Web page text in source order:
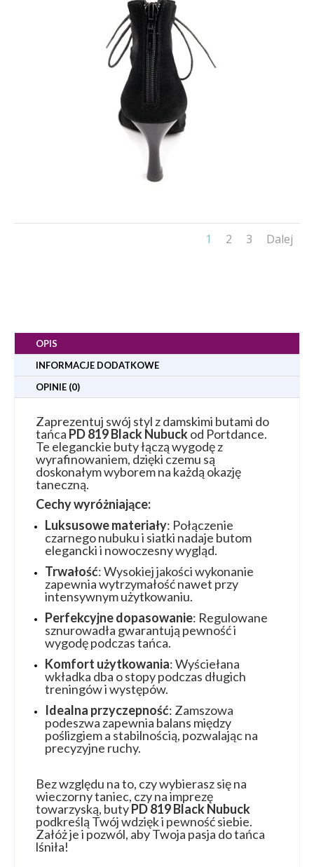
1 2 3 Dalej
OPIS
INFORMACJE DODATKOWE
OPINIE (0)
Zaprezentuj swój styl z damskimi butami do
tańca PD 819 Black Nubuckod Portdance.
Te eleganckie buty łączą wygodę z
wyrafinowaniem, dzięki czemu są
doskonałym wyborem na każdą okazję
taneczną.
Cechy wyróżniające:
Luksusowe materiały: Połączenie
czarnego nubuku i siatki nadaje butom
elegancki i nowoczesny wygląd.
Trwałość: Wysokiej jakości wykonanie
zapewnia wytrzymałość nawet przy
intensywnym użytkowaniu.
Perfekcyjne dopasowanie: Regulowane
sznurowadła gwarantują pewność i
wygodę podczas tańca.
Komfort użytkowania: Wyściełana
wkładka dba o stopy podczas długich
treningów i występów.
Idealna przyczepność: Zamszowa
podeszwa zapewnia balans między
poślizgiem a stabilnością, pozwalając na
precyzyjne ruchy.
Bez względu na to, czy wybierasz się na
wieczorny taniec, czy na imprezę
towarzyską, butyPD 819 Black Nubuck
podkreślą Twój wdzięk i pewność siebie.
Załóż je i pozwól, aby Twoja pasja do tańca
lśniła!